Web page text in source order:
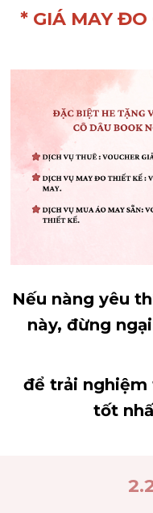
* GIÁ MAY
Nếu nàng yêu
này, đừng ngại
để trải nghiệm
tốt